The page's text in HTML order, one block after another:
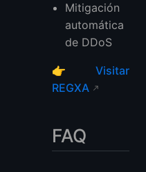
Mitigación
automática
de DDoS
👉 Visitar
REGXA
FAQ